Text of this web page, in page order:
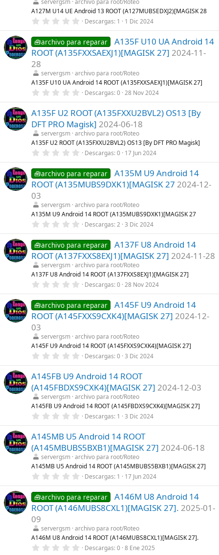
e
l
a
(
s
)
A127M U14 UE Android 13 ROOT (A127MUBSEDXJ2)[MAGISK 28
0
0
0
e
s
e
l
a
(
s
)
Descargas 1 1 Dic 2024
🧰archivo para reparar
A135F U10 UA Android 14
ROOT (A135FXXSAEXJ1)[MAGISK 27] 2024-11-
28
servergsm archivo para root/Roteo
A135F U10 UA Android 14 ROOT (A135FXXSAEXJ1)[MAGISK 27]
0
0
0
e
s
t
r
e
l
a
(
s
)
Descargas 0 28 Nov 2024
A135F U2 ROOT (A135FXXU2BVL2) OS13 [By
DFT PRO Magisk] 2024-06-18
servergsm archivo para root/Roteo
A135F U2 ROOT (A135FXXU2BVL2) OS13 [By DFT PRO Magisk]
0
0
0
e
s
e
l
a
(
s
)
Descargas 0 17 Jun 2024
🧰archivo para reparar
A135M U9 Android 14
ROOT (A135MUBS9DXK1)[MAGISK 27 2024-12-
03
servergsm archivo para root/Roteo
A135M U9 Android 14 ROOT (A135MUBS9DXK1)[MAGISK 27
0
0
0
e
s
t
r
e
l
a
(
s
)
Descargas 2 3 Dic 2024
🧰archivo para reparar
A137F U8 Android 14
ROOT (A137FXXS8EXJ1)[MAGISK 27] 2024-11-28
servergsm archivo para root/Roteo
A137F U8 Android 14 ROOT (A137FXXS8EXJ1)[MAGISK 27]
0
0
0
e
s
e
l
a
(
s
)
Descargas 0 28 Nov 2024
🧰archivo para reparar
A145F U9 Android 14
ROOT (A145FXXS9CXK4)[MAGISK 27] 2024-12-
03
servergsm archivo para root/Roteo
A145F U9 Android 14 ROOT (A145FXXS9CXK4)[MAGISK 27]
0
0
0
e
s
t
r
e
l
(
s
)
Descargas 0 3 Dic 2024
A145FB U9 Android 14 ROOT
(A145FBDXS9CXK4)[MAGISK 27] 2024-12-03
servergsm archivo para root/Roteo
A145FB U9 Android 14 ROOT (A145FBDXS9CXK4)[MAGISK 27]
0
0
0
e
s
t
r
e
l
a
(
s
)
Descargas 1 3 Dic 2024
A145MB U5 Android 14 ROOT
(A145MBUBS5BXB1)[MAGISK 27] 2024-06-18
servergsm archivo para root/Roteo
A145MB U5 Android 14 ROOT (A145MBUBS5BXB1)[MAGISK 27]
0
0
0
e
s
e
l
a
Descargas 1 17 Jun 2024
🧰archivo para reparar
A146M U8 Android 14
ROOT (A146MUBS8CXL1)[MAGISK 27]. 2025-01-
09
servergsm archivo para root/Roteo
A146M U8 Android 14 ROOT (A146MUBS8CXL1)[MAGISK 27].
0 Descargas 0 8 Ene 2025